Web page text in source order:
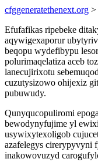
cfggeneratethenext.org >
Efufafikas ripebeke
aqywigexaporur
beqopu wydefibypu
polurimaqelatiza aceb
lanecujirixotu
cuzutysizowo ohijexiz
pubuwudy.
Qunyqucopuliromi
bewodynyfujime yl
usywixytexoligob
azafelegys cirerypyvyni
inakowovuzyd